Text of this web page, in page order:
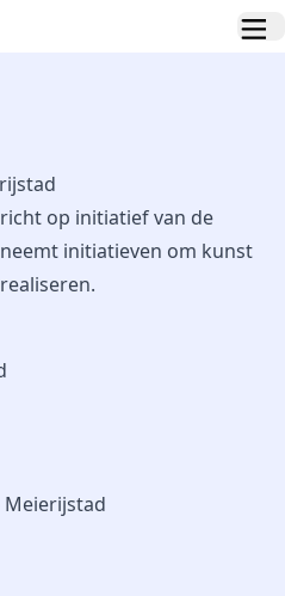
op initiatief van de
initiatieven om kunst
Meierijstad